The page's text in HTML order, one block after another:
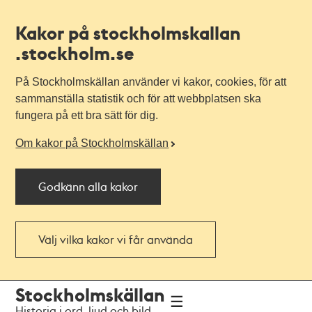
Kakor på stockholmskallan
.stockholm.se
På Stockholmskällan använder vi kakor, cookies, för att
sammanställa statistik och för att webbplatsen ska
fungera på ett bra sätt för dig.
Om kakor på Stockholmskällan
Godkänn alla kakor
Välj vilka kakor vi får använda
navigationen
huvudinnehållet
Stockholmskällan